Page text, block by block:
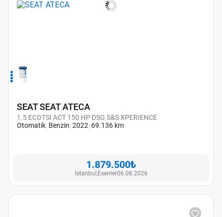
1
2
3
4
SEAT SEAT ATECA
1.5 ECOTSI ACT 150 HP DSG S&S XPERIENCE
Otomatik Benzin2022 69.136 km
1.879.500₺
İstanbul,Esenler06.08.2026